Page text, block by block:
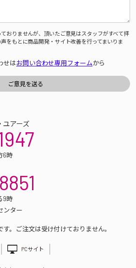
おりませんが、頂いたご意見はスタッフがすべて拝
をもとに商品開発・サイト改善を行ってまいりま
せはお問い合わせ専用フォームから
ユアーズ
6時
9時
ンター
。ご注文は受け付けておりません。
PCサイト